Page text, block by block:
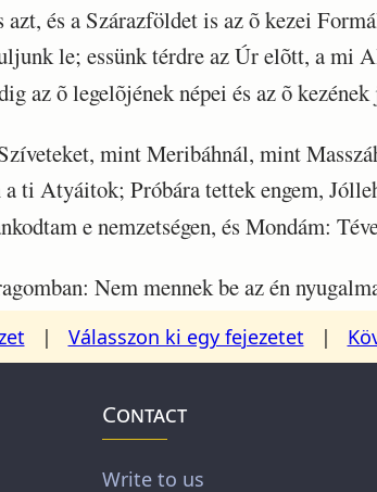
és a Szárazföldet is az õ kezei
le; essünk térdre az Úr elõtt, a mi
az õ legelõjének népei és az õ
mint Meribáhnál, mint
ti Atyáitok; Próbára tettek engem,
e nemzetségen, és Mondám:
Nem mennek be az én
| Válasszon ki egy fejezetet |
Contact
Write to us